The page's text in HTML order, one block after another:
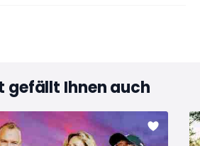
gefällt Ihnen auch